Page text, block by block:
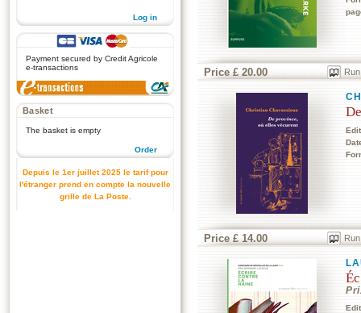
Log in
Payment secured by Credit Agricole
e-transactions
Basket
The basket is empty
Order
Depuis le 1er juillet 2025 le tarif pour
l'étranger prend en compte la nouvelle
grille de La Poste.
Price £ 20.00
Price £ 14.00